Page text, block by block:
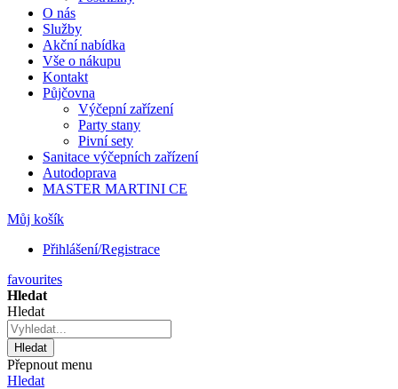
O nás
Služby
Akční nabídka
Vše o nákupu
Kontakt
Půjčovna
Výčepní zařízení
Party stany
Pivní sety
Sanitace výčepních zařízení
Autodoprava
MASTER MARTINI CE
Můj košík
Přihlášení/Registrace
favourites
Hledat
Hledat
Hledat
Přepnout menu
Hledat